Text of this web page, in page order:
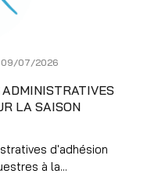
09/07/2026
LA SAISON
d'adhésion
à la...